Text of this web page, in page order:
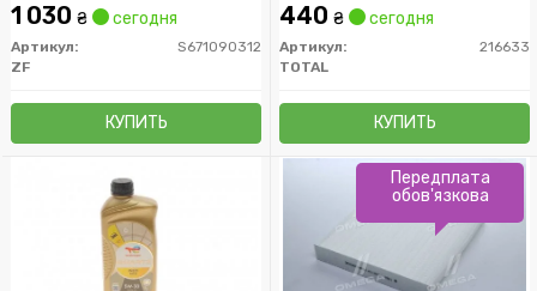
1 030 ₴ сегодня
Артикул:
S671090312
ZF
КУПИТЬ
440 ₴ сегодня
Артикул:
216633
TOTAL
КУПИТЬ
Передплата
обов'язкова